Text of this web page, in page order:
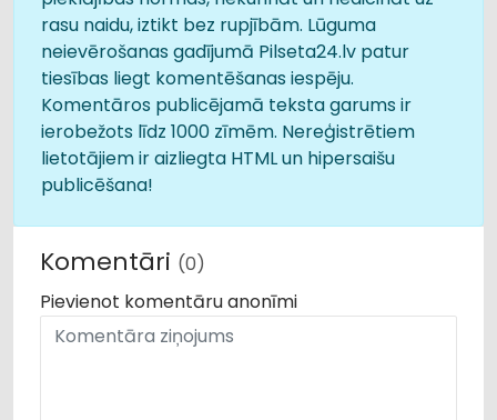
rasu naidu, iztikt bez rupjībām. Lūguma
neievērošanas gadījumā Pilseta24.lv patur
tiesības liegt komentēšanas iespēju.
Komentāros publicējamā teksta garums ir
ierobežots līdz 1000 zīmēm. Nereģistrētiem
lietotājiem ir aizliegta HTML un hipersaišu
publicēšana!
Komentāri (0)
Pievienot komentāru anonīmi